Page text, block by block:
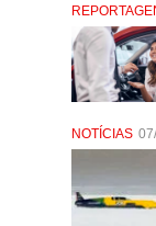
NOTÍCIAS